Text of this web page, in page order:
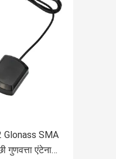
Glonass SMA
एंटेना